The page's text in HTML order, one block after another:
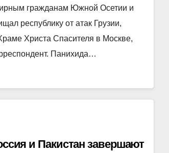
гражданам Южной Осетии и
республику от атак Грузии,
Христа Спасителя в Москве,
Панихида…
и Пакистан завершают